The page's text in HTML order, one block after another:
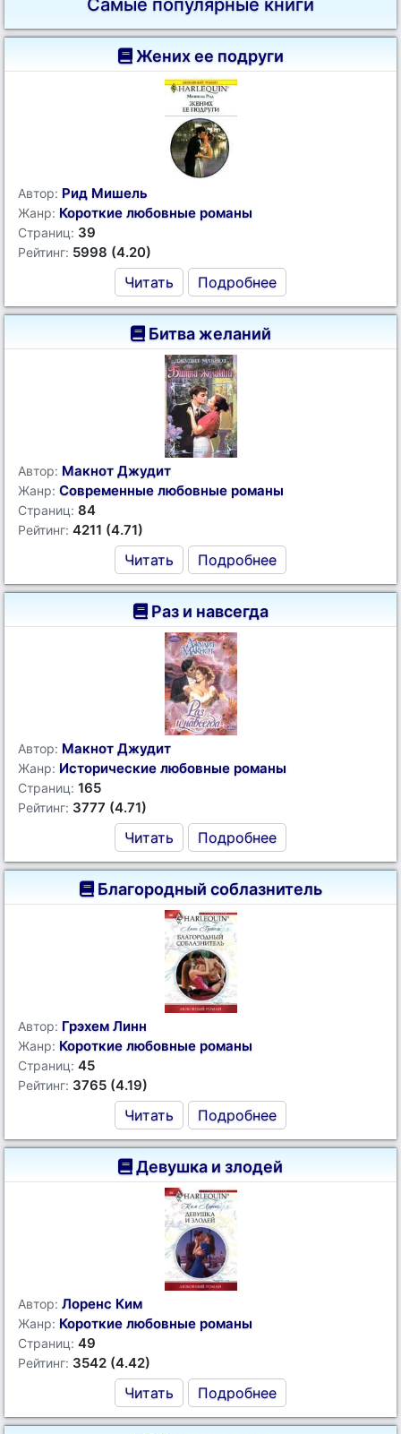
Самые популярные книги
Жених ее подруги
Автор: Рид Мишель
Жанр: Короткие любовные романы
Страниц: 39
Рейтинг: 5998 (4.20)
Читать Подробнее
Битва желаний
Автор: Макнот Джудит
Жанр: Современные любовные романы
Страниц: 84
Рейтинг: 4211 (4.71)
Читать Подробнее
Раз и навсегда
Автор: Макнот Джудит
Жанр: Исторические любовные романы
Страниц: 165
Рейтинг: 3777 (4.71)
Читать Подробнее
Благородный соблазнитель
Автор: Грэхем Линн
Жанр: Короткие любовные романы
Страниц: 45
Рейтинг: 3765 (4.19)
Читать Подробнее
Девушка и злодей
Автор: Лоренс Ким
Жанр: Короткие любовные романы
Страниц: 49
Рейтинг: 3542 (4.42)
Читать Подробнее